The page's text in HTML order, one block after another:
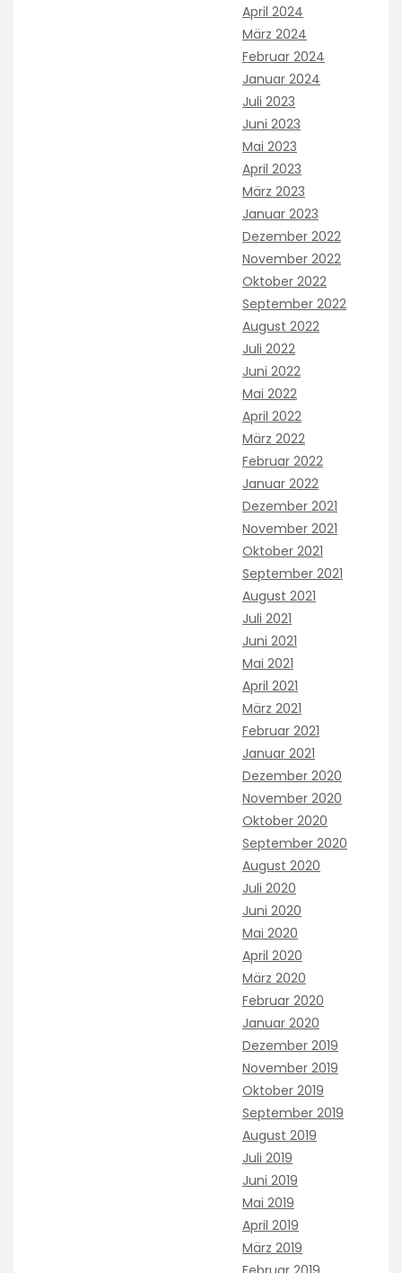
April 2024
März 2024
Februar 2024
Januar 2024
Juli 2023
Juni 2023
Mai 2023
April 2023
März 2023
Januar 2023
Dezember 2022
November 2022
Oktober 2022
September 2022
August 2022
Juli 2022
Juni 2022
Mai 2022
April 2022
März 2022
Februar 2022
Januar 2022
Dezember 2021
November 2021
Oktober 2021
September 2021
August 2021
Juli 2021
Juni 2021
Mai 2021
April 2021
März 2021
Februar 2021
Januar 2021
Dezember 2020
November 2020
Oktober 2020
September 2020
August 2020
Juli 2020
Juni 2020
Mai 2020
April 2020
März 2020
Februar 2020
Januar 2020
Dezember 2019
November 2019
Oktober 2019
September 2019
August 2019
Juli 2019
Juni 2019
Mai 2019
April 2019
März 2019